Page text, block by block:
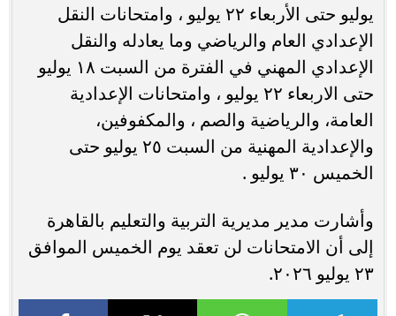
يوليو حتى الأربعاء ٢٢ يوليو ، وامتحانات النقل
الإعدادي العام والرياضي وما يعادله والنقل
الإعدادي المهني في الفترة من السبت ١٨ يوليو
حتى الاربعاء ٢٢ يوليو ، وامتحانات الإعدادية
العامة، والرياضية والصم ، والمكفوفين،
والإعدادية المهنية من السبت ٢٥ يوليو حتى
الخميس ٣٠ يوليو .
وأشارت مدير مديرية التربية والتعليم بالقاهرة
إلى أن الامتحانات لن تعقد يوم الخميس الموافق
٢٣ يوليو ٢٠٢٦.